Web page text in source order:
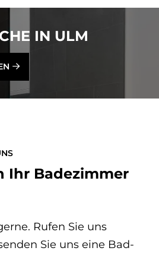
IN ULM
Ihr Badezimmer
Rufen Sie uns
Sie uns eine Bad-